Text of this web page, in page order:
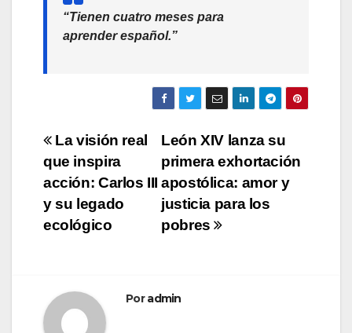
“Tienen cuatro meses para
aprender español.”
Navegación
de
entradas
León XIV lanza su
primera exhortación
apostólica: amor y
justicia para los
pobres
La visión real
que inspira
acción: Carlos III
y su legado
ecológico
Poradmin